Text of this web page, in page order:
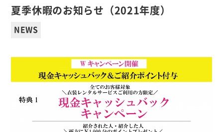
夏季休暇のお知らせ（2021年度）
NEWS